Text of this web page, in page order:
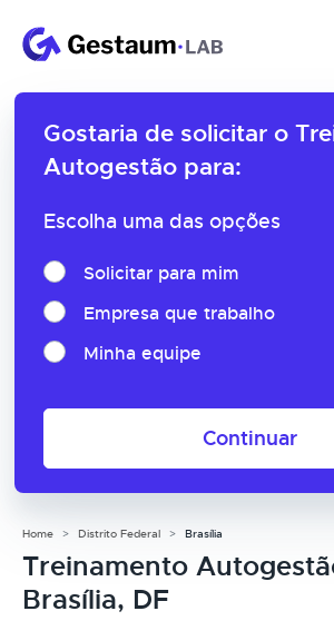
Gostaria de solicitar o
Autogestão para:
Escolha uma das opções
Solicitar para mim
Empresa que trabalho
Minha equipe
Continuar
Home Distrito Federal Brasília
Treinamento
Brasília, DF